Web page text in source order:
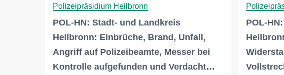
Polizeipräsidium Heilbronn
POL-HN: Stadt- und Landkreis
Heilbronn: Einbrüche, Brand, Unfall,
Angriff auf Polizeibeamte, Messer bei
Kontrolle aufgefunden und Verdacht…
POL-